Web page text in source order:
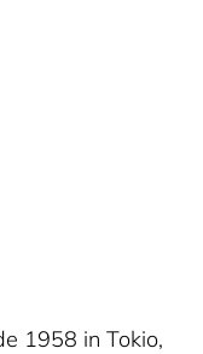
1958 in Tokio,